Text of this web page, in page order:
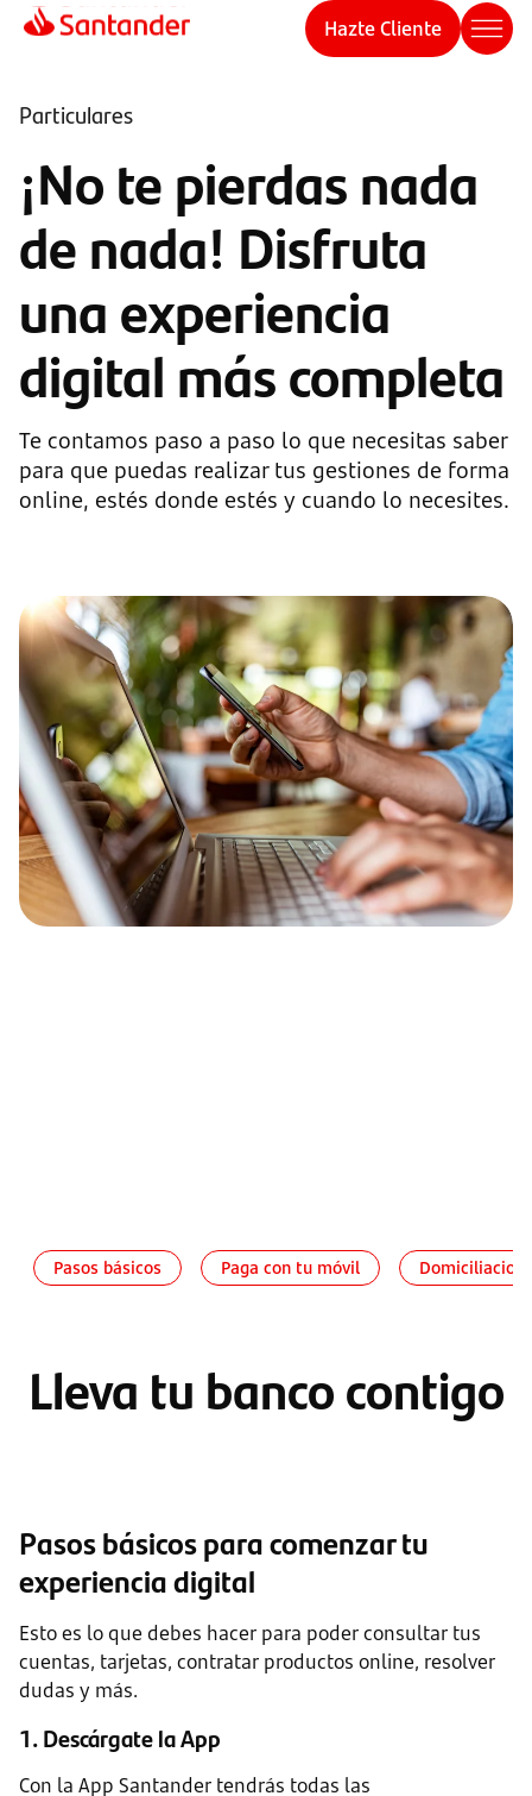
Hazte Cliente
Particulares
¡No te pierdas nada
de nada! Disfruta
una experiencia
digital más completa
Te contamos paso a paso lo que necesitas saber
para que puedas realizar tus gestiones de forma
online, estés donde estés y cuando lo necesites.
Pasos básicos Paga con tu móvil
Lleva tu banco contigo
Pasos básicos para comenzar tu
experiencia digital
Esto es lo que debes hacer para poder consultar tus
cuentas, tarjetas, contratar productos online, resolver
dudas y más.
1. Descárgate la App
Con la App Santander tendrás todas las